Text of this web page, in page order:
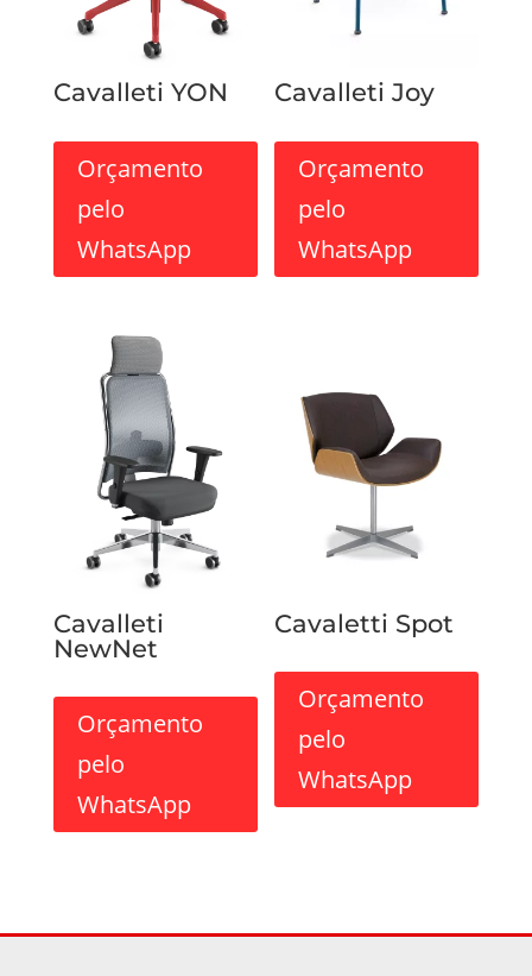
Cavalleti YON
Orçamento
pelo
WhatsApp
Cavalleti Joy
Orçamento
pelo
WhatsApp
Cavalleti
NewNet
Orçamento
pelo
WhatsApp
Cavaletti Spot
Orçamento
pelo
WhatsApp